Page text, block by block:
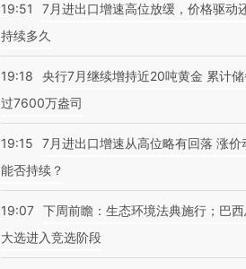
19:51
7月进出口增速高位放缓，价格驱动
持续多久
19:18
央行7月继续增持近20吨黄金 累计储
过7600万盎司
19:15
7月进出口增速从高位略有回落 涨价
能否持续？
19:07 下周前瞻：生态环境法典施行；巴
大选进入竞选阶段